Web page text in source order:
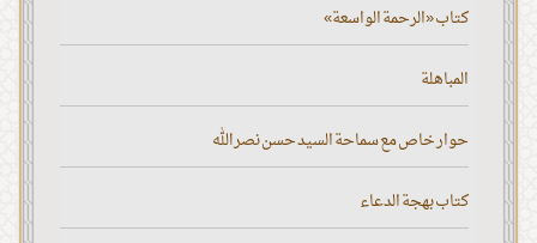
كتاب «الرحمة الواسعة»
المباهلة
حوار خاص مع سماحة السيد حسن نصر الله
كتاب بهجة الدعاء